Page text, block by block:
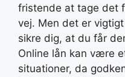
fristende at tage det
vej. Men det er
sikre dig, at du får
Online lån kan være
situationer, da